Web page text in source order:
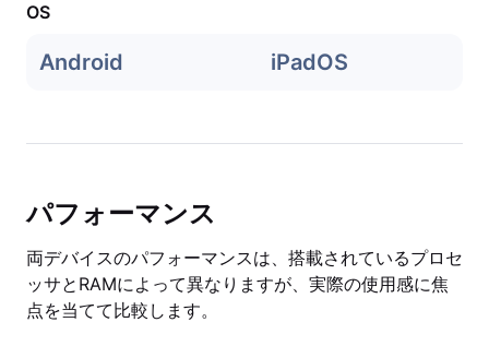
OS
Android iPadOS
パフォーマンス
両デバイスのパフォーマンスは、搭載されているプロセ
ッサとRAMによって異なりますが、実際の使用感に焦
点を当てて比較します。